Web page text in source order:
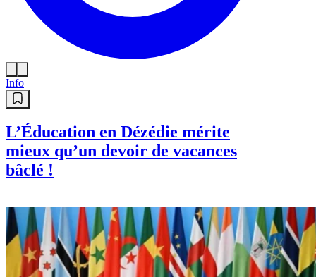
Info
L’Éducation en Dézédie mérite
mieux qu’un devoir de vacances
bâclé !